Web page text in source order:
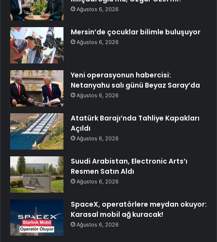
Ağustos 6, 2026
Mersin’de çocuklar bilimle buluşuyor
Ağustos 6, 2026
Yeni operasyonun habercisi:
Netanyahu salı günü Beyaz Saray’da
Ağustos 6, 2026
Atatürk Barajı’nda Tahliye Kapakları
Açıldı
Ağustos 6, 2026
Suudi Arabistan, Electronic Arts’ı
Resmen Satın Aldı
Ağustos 6, 2026
SpaceX, operatörlere meydan okuyor:
Karasal mobil ağ kuracak!
Ağustos 6, 2026